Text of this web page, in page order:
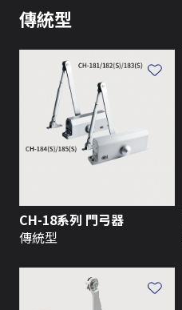
傳統型
CH-18系列 門弓器
傳統型